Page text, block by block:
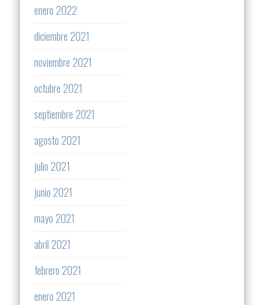
enero 2022
diciembre 2021
noviembre 2021
octubre 2021
septiembre 2021
agosto 2021
julio 2021
junio 2021
mayo 2021
abril 2021
febrero 2021
enero 2021